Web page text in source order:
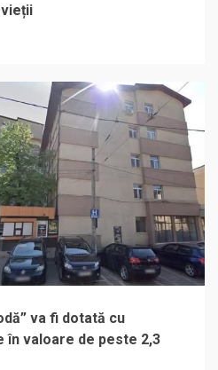
va fi dotată cu
în valoare de peste 2,3